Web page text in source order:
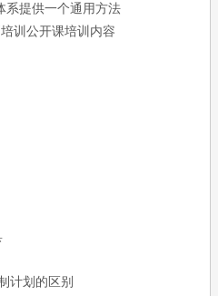
系提供一个通用方法
训公开课培训内容
计划的区别